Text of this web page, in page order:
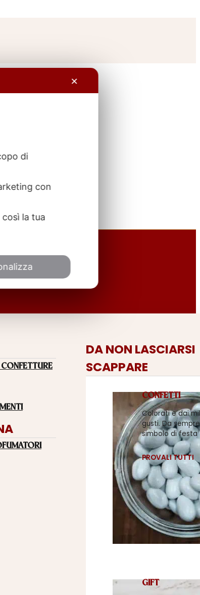
DA NON LASCIARSI
SCAPPARE
CONFETTI
Colorati e dai
gusti. Da sempre
simbolo di festa
PROVALI TUTTI
GIFT
✕
di
con
la tua